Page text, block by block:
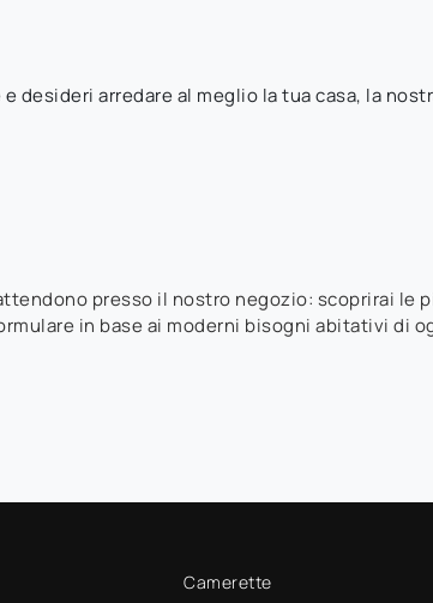
desideri arredare al meglio la tua casa, la
presso il nostro negozio: scoprirai le
in base ai moderni bisogni abitativi di
Camerette